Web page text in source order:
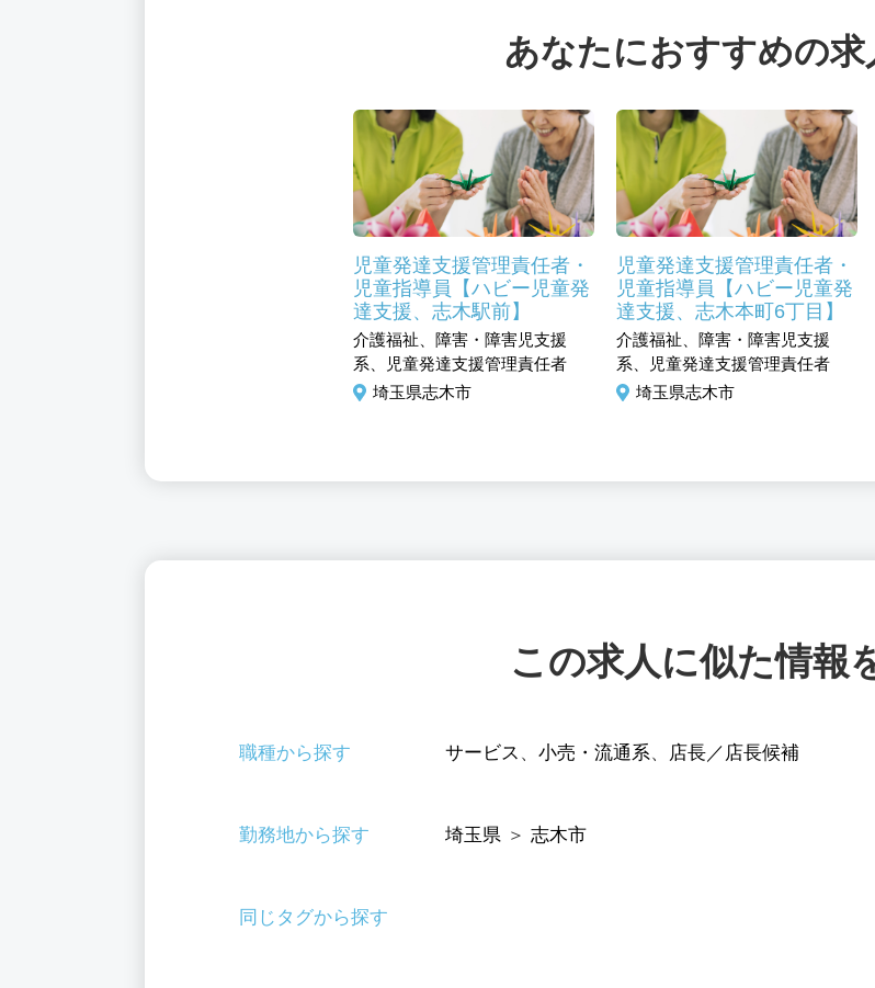
あなたにおすすめの求
児童発達支援管理責任者・
児童指導員【ハビー児童発
達支援、志木駅前】
介護福祉、障害・障害児支援
系、児童発達支援管理責任者
埼玉県志木市
児童発達支援管理責任者・
児童指導員【ハビー児童発
達支援、志木本町6丁目】
介護福祉、障害・障害児支援
系、児童発達支援管理責任者
埼玉県志木市
この求人に似た情報
職種から探す サービス 、 小売・流通系、 店長／店長候補
勤務地から探す 埼玉県 ＞ 志木市
同じタグから探す